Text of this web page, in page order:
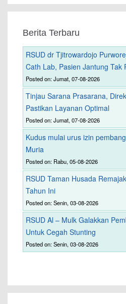
Berita Terbaru
RSUD dr Tjitrowardojo
Cath Lab, Pasien Jantung Tak
Posted on: Jumat, 07-08-2026
Tinjau Sarana Prasarana,
Pastikan Layanan Optimal
Posted on: Jumat, 07-08-2026
Kudus mulai urus izin
Muria
Posted on: Rabu, 05-08-2026
RSUD Taman Husada
Tahun Ini
Posted on: Senin, 03-08-2026
RSUD Al – Mulk Galakkan
Untuk Cegah Stunting
Posted on: Senin, 03-08-2026